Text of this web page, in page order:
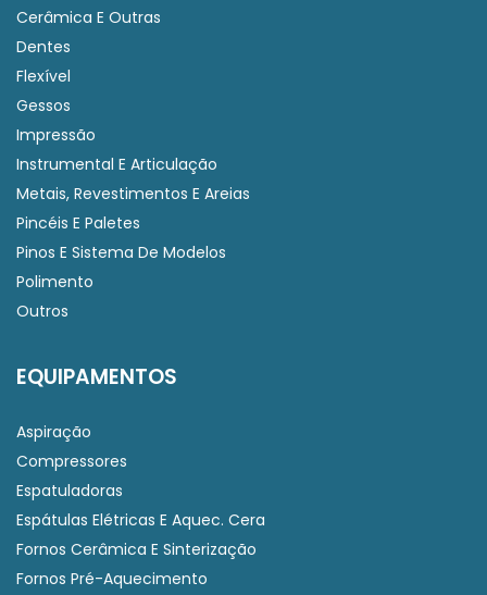
Cerâmica E Outras
Dentes
Flexível
Gessos
Impressão
Instrumental E Articulação
Metais, Revestimentos E Areias
Pincéis E Paletes
Pinos E Sistema De Modelos
Polimento
Outros
EQUIPAMENTOS
Aspiração
Compressores
Espatuladoras
Espátulas Elétricas E Aquec. Cera
Fornos Cerâmica E Sinterização
Fornos Pré-Aquecimento